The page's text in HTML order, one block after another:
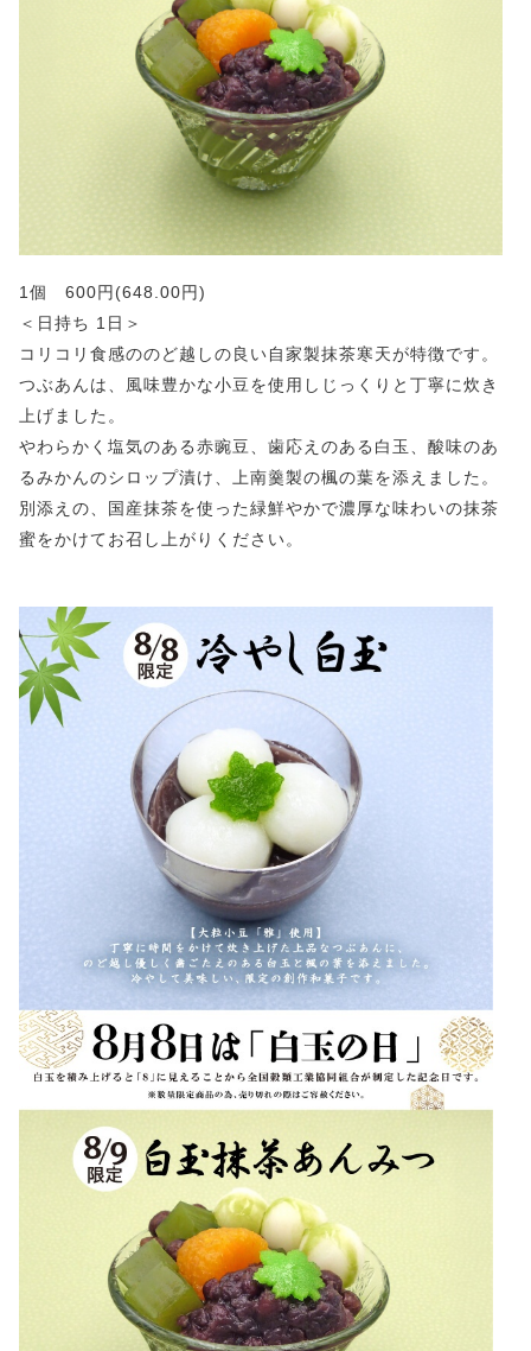
1個 600円(648.00円)
＜日持ち 1日＞
コリコリ食感ののど越しの良い自家製抹茶寒天が特徴です。
つぶあんは、風味豊かな小豆を使用しじっくりと丁寧に炊き
上げました。
やわらかく塩気のある赤豌豆、歯応えのある白玉、酸味のあ
るみかんのシロップ漬け、上南羹製の楓の葉を添えました。
別添えの、国産抹茶を使った緑鮮やかで濃厚な味わいの抹茶
蜜をかけてお召し上がりください。